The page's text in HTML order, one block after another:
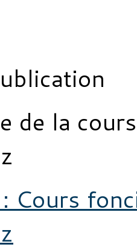
de la
Cours